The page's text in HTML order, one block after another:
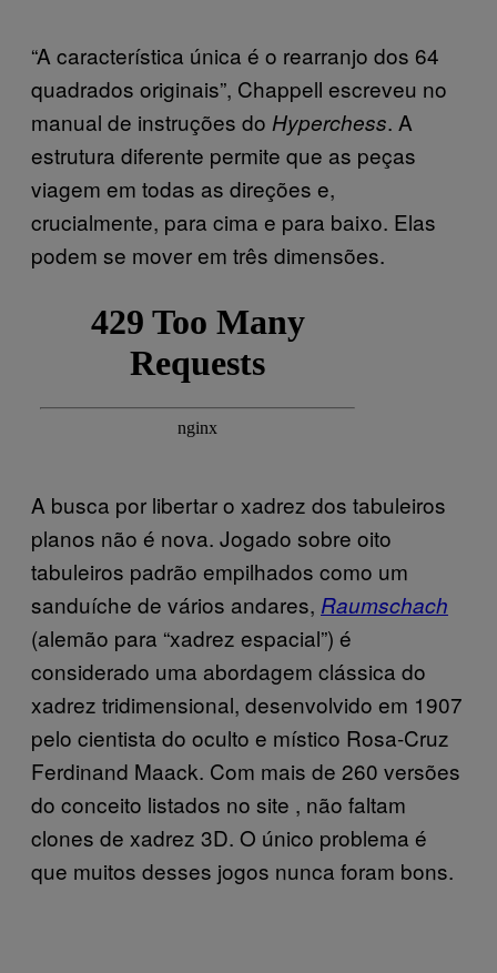
“A característica única é o rearranjo dos 64
quadrados originais”, Chappell escreveu no
manual de instruções do Hyperchess. A
estrutura diferente permite que as peças
viagem em todas as direções e,
crucialmente, para cima e para baixo. Elas
podem se mover em três dimensões.
A busca por libertar o xadrez dos tabuleiros
planos não é nova. Jogado sobre oito
tabuleiros padrão empilhados como um
sanduíche de vários andares, Raumschach
(alemão para “xadrez espacial”) é
considerado uma abordagem clássica do
xadrez tridimensional, desenvolvido em 1907
pelo cientista do oculto e místico Rosa-Cruz
Ferdinand Maack. Com mais de 260 versões
do conceito listados no site , não faltam
clones de xadrez 3D. O único problema é
que muitos desses jogos nunca foram bons.